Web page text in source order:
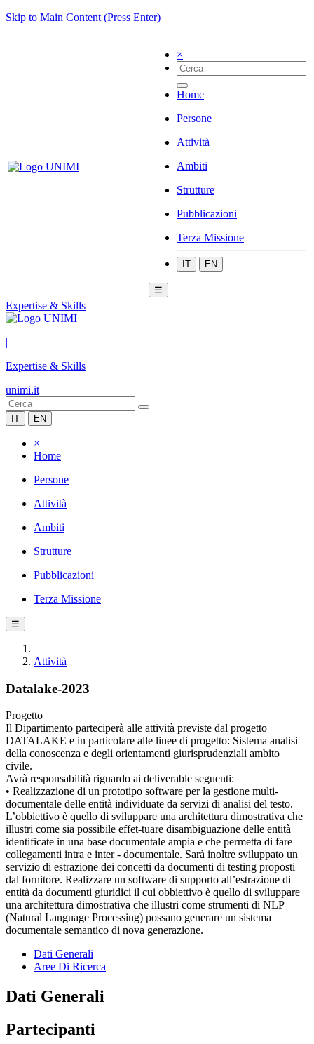
Skip to Main Content (Press Enter)
×
Home
Persone
Attività
Ambiti
Strutture
Pubblicazioni
Terza Missione
IT EN
☰
Expertise & Skills
|
Expertise & Skills
unimi.it
IT EN
×
Home
Persone
Attività
Ambiti
Strutture
Pubblicazioni
Terza Missione
☰
Attività
Datalake-2023
Progetto
Il Dipartimento parteciperà alle attività previste dal progetto
DATALAKE e in particolare alle linee di progetto: Sistema analisi
della conoscenza e degli orientamenti giurisprudenziali ambito
civile.
Avrà responsabilità riguardo ai deliverable seguenti:
• Realizzazione di un prototipo software per la gestione multi-
documentale delle entità individuate da servizi di analisi del testo.
L’obbiettivo è quello di sviluppare una architettura dimostrativa che
illustri come sia possibile effet-tuare disambiguazione delle entità
identificate in una base documentale ampia e che permetta di fare
collegamenti intra e inter - documentale. Sarà inoltre sviluppato un
servizio di estrazione dei concetti da documenti di testing proposti
dal fornitore. Realizzare un software di supporto all’estrazione di
entità da documenti giuridici il cui obbiettivo è quello di sviluppare
una architettura dimostrativa che illustri come strumenti di NLP
(Natural Language Processing) possano generare un sistema
documentale semantico di nova generazione.
Dati Generali
Aree Di Ricerca
Dati Generali
Partecipanti